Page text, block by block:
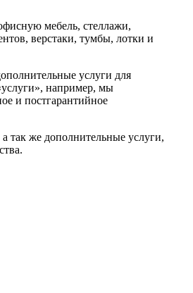
мебель, стеллажи,
верстаки, тумбы, лотки и
услуги для
например, мы
и постгарантийное
так же дополнительные услуги,